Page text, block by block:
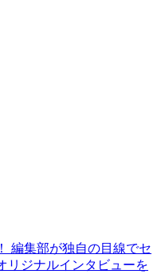
編集部が独自の目線でセ
リジナルインタビューを